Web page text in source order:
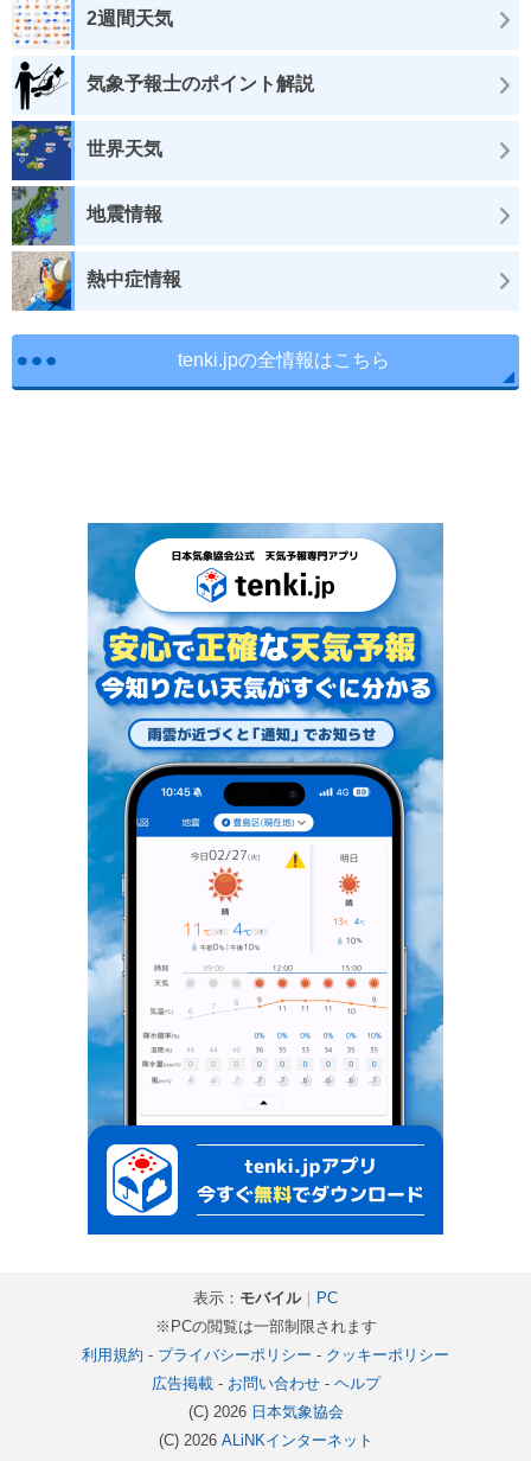
2週間天気
気象予報士のポイント解説
世界天気
地震情報
熱中症情報
tenki.jpの全情報はこちら
表示： モバイル｜
PC
※PCの閲覧は一部制限されます
利用規約 - プライバシーポリシー - クッキーポリシー
広告掲載- お問い合わせ- ヘルプ
(C) 2026 日本気象協会
(C) 2026 ALiNKインターネット